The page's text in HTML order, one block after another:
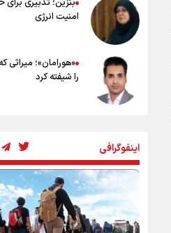
توصیه های کاربردی برای زائران در
اربعین
بنزین؛ تدبیری
امنیت انرژی
«هورامان»؛ میراثی
را شیفته کرد
رسانه ملی و حق
شنیدن صدای
اینفوگرافی